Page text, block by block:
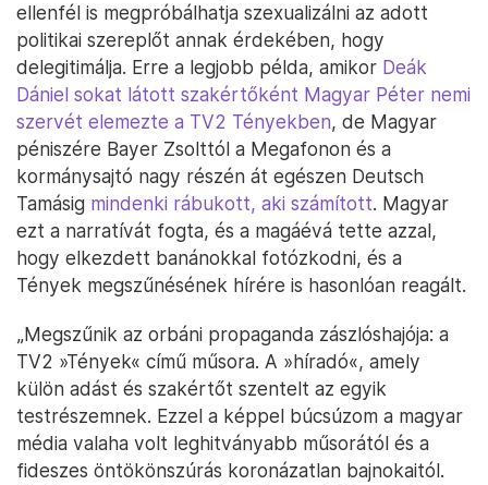
ellenfél is megpróbálhatja szexualizálni az adott
politikai szereplőt annak érdekében, hogy
delegitimálja. Erre a legjobb példa, amikor Deák
Dániel sokat látott szakértőként Magyar Péter nemi
szervét elemezte a TV2 Tényekben, de Magyar
péniszére Bayer Zsolttól a Megafonon és a
kormánysajtó nagy részén át egészen Deutsch
Tamásig mindenki rábukott, aki számított. Magyar
ezt a narratívát fogta, és a magáévá tette azzal,
hogy elkezdett banánokkal fotózkodni, és a
Tények megszűnésének hírére is hasonlóan reagált.
„Megszűnik az orbáni propaganda zászlóshajója: a
TV2 »Tények« című műsora. A »híradó«, amely
külön adást és szakértőt szentelt az egyik
testrészemnek. Ezzel a képpel búcsúzom a magyar
média valaha volt leghitványabb műsorától és a
fideszes öntökönszúrás koronázatlan bajnokaitól.